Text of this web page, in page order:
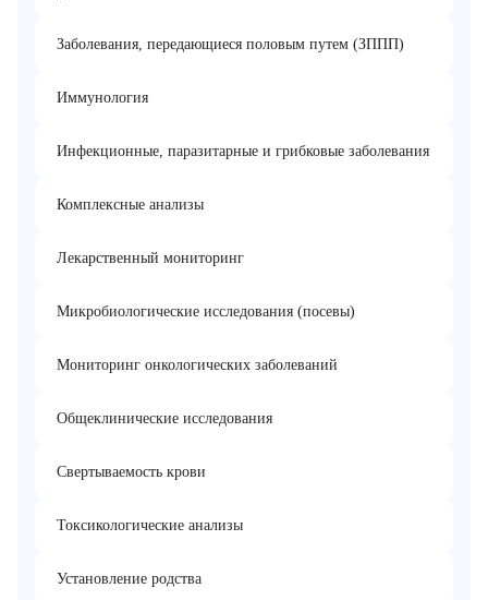
Заболевания, передающиеся половым путем (ЗППП)
Иммунология
Инфекционные, паразитарные и грибковые заболевания
Комплексные анализы
Лекарственный мониторинг
Микробиологические исследования (посевы)
Мониторинг онкологических заболеваний
Общеклинические исследования
Свертываемость крови
Токсикологические анализы
Установление родства